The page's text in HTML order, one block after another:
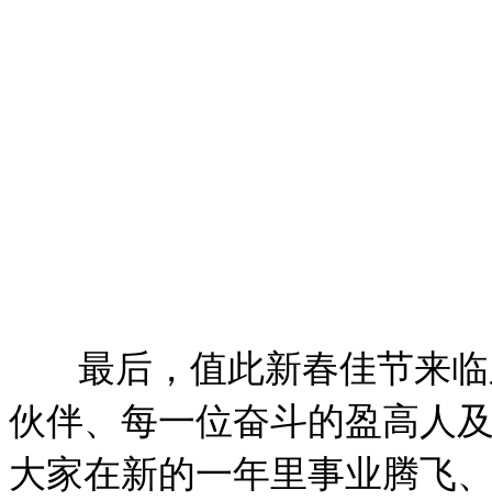
最后，值此新春佳节来临
伙伴、每一位奋斗的盈高人
大家在新的一年里事业腾飞